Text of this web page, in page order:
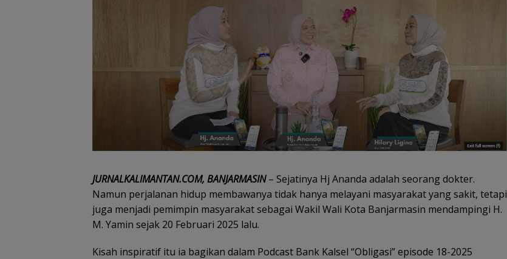
JURNALKALIMANTAN.COM, BANJARMASIN– Sejatinya Hj Ananda adalah seorang dokter.
Namun perjalanan hidup membawanya tidak hanya melayani masyarakat yang sakit, tetapi
juga menjadi pemimpin masyarakat sebagai Wakil Wali Kota Banjarmasin mendampingi H.
M. Yamin sejak 20 Februari 2025 lalu.
Kisah inspiratif itu ia bagikan dalam Podcast Bank Kalsel “Obligasi” episode 18-2025